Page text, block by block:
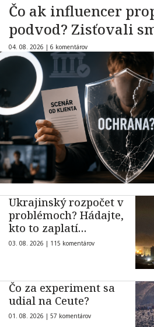
Čo ak influencer
podvod? Zisťovali
04. 08. 2026 | 6 komentárov
Ukrajinský rozpočet v
problémoch? Hádajte,
kto to zaplatí…
03. 08. 2026 | 115 komentárov
Čo za experiment sa
udial na Ceute?
01. 08. 2026 | 57 komentárov